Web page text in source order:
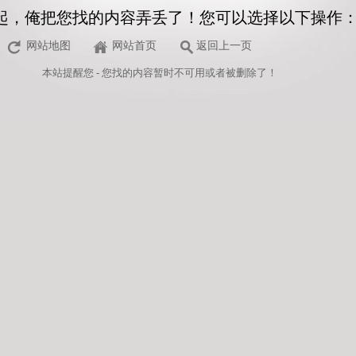
，俺把您找的内容弄丢了！您可以选择以下操作
网站地图 网站首页 返回上一页
本站提醒您 - 您找的内容暂时不可用或者被删除了！